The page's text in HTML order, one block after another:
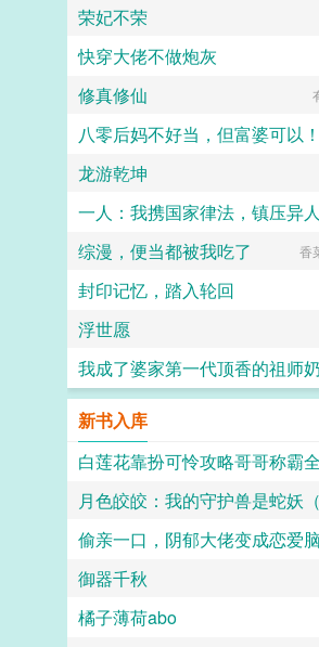
荣妃不荣
快穿大佬不做炮灰
修真修仙
八零后妈不好当，但富婆可以！
龙游乾坤
一人：我携国家律法，镇压异
爱吃
综漫，便当都被我吃了 香
封印记忆，踏入轮回
浮世愿
我成了婆家第一代顶香的祖师奶
新书入库
白莲花靠扮可怜攻略哥哥称霸
月色皎皎：我的守护兽是蛇妖（
偷亲一口，阴郁大佬变成恋爱脑
御器千秋
橘子薄荷abo